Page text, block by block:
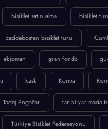
bisiklet satın alma bisiklet
caddebostan bisiklet turu
ekipman gran fondo
kask Konya
Tadej Pogačar tarihi yarımada
Türkiye Bisiklet Federasyonu